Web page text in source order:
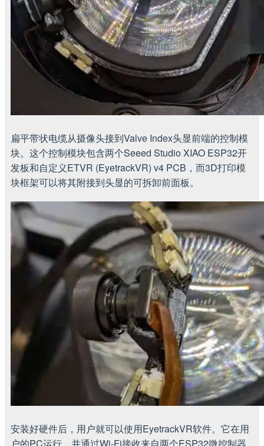
扁平带状电缆从摄像头接到Valve Index头显前端的控制模
块。这个控制模块包含两个Seeed Studio XIAO ESP32开
发板和自定义ETVR (EyetrackVR) v4 PCB，而3D打印模
块框架可以将其附接到头显的可拆卸前面板。
安装好硬件后，用户就可以使用EyetrackVR软件。它在用